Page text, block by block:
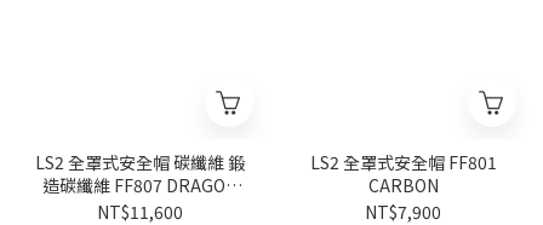
LS2 全罩式安全帽 碳纖維 鍛
造碳纖維 FF807 DRAGON
素色款
NT$11,600
LS2 全罩式安全帽 FF801
CARBON
NT$7,900